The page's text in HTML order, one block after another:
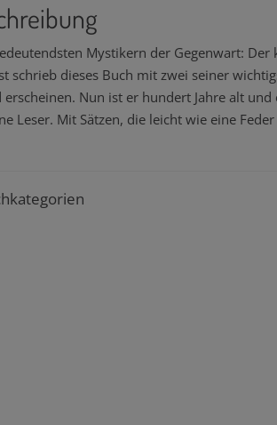
Mystikern der Gegenwart:
schrieb dieses Buch mit zwei seiner
erscheinen. Nun ist er hundert Jahre alt
Leser. Mit Sätzen, die leicht wie eine